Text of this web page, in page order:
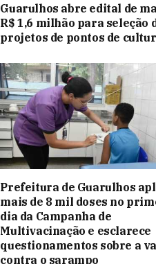
Guarulhos abre edital de
R$ 1,6 milhão para seleção
projetos de pontos de
Prefeitura de Guarulhos
mais de 8 mil doses no
dia da Campanha de
Multivacinação e esclarece
questionamentos sobre a
contra o sarampo